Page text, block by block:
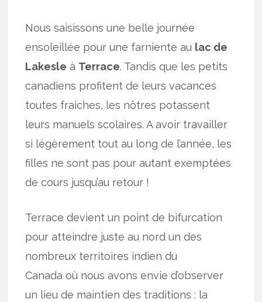
Nous saisissons une belle journée
ensoleillée pour une farniente au lac de
Lakesle à Terrace. Tandis que les petits
canadiens profitent de leurs vacances
toutes fraiches, les nôtres potassent
leurs manuels scolaires. A avoir travailler
si légèrement tout au long de l’année, les
filles ne sont pas pour autant exemptées
de cours jusqu’au retour !
Terrace devient un point de bifurcation
pour atteindre juste au nord un des
nombreux territoires indien du
Canada où nous avons envie d’observer
un lieu de maintien des traditions : la